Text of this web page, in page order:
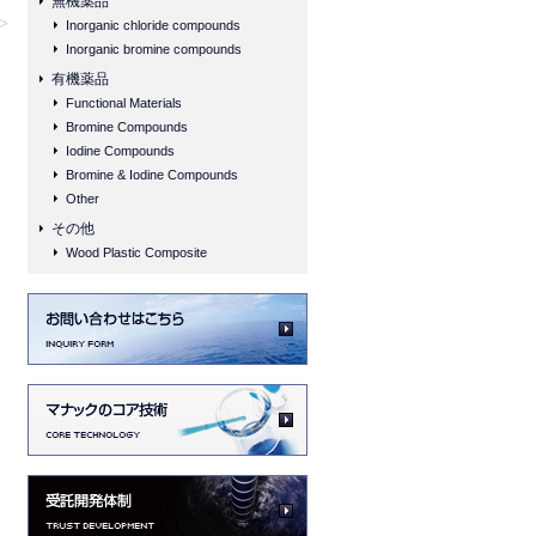
Inorganic chloride compounds
Inorganic bromine compounds
有機薬品
Functional Materials
Bromine Compounds
Iodine Compounds
Bromine & Iodine Compounds
Other
その他
Wood Plastic Composite